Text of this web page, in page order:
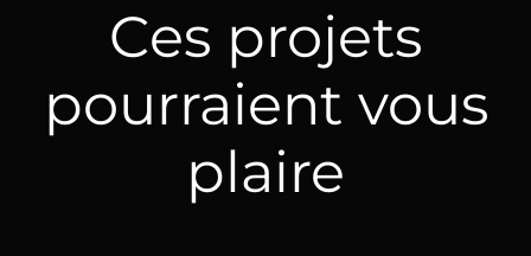
Ces projets
pourraient vous
plaire